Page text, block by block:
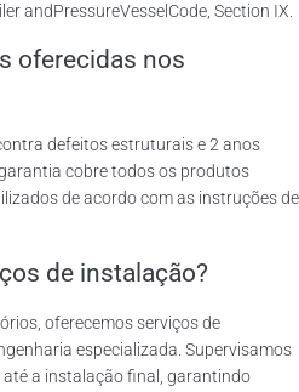
andPressureVesselCode, Section IX.
oferecidas nos
defeitos estruturais e 2 anos
cobre todos os produtos
de acordo com as instruções de
de instalação?
oferecemos serviços de
especializada. Supervisamos
a instalação final, garantindo